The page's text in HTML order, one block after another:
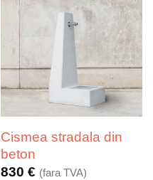
Cismea stradala din
beton
830 € (fara TVA)